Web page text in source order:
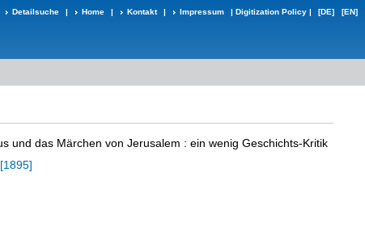
Detailsuche | Home | Kontakt | Impressum | Digitization Policy | [DE] [EN]
und das Märchen von Jerusalem : ein wenig Geschichts-Kritik
[1895]